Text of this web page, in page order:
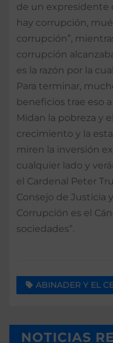
de un expresidente
hay corrupción,
corrupción”,
corrupción
es la razón por la
Para terminar,
beneficios trae eso
Midan la pobreza y
crecimiento y la
miren la inversión
cualquier lado y
el Cardenal Peter
Consejo de Justicia
Corrupción es el
sociedades”.
ABINADER Y EL
NOTICIAS